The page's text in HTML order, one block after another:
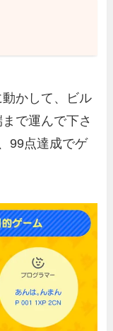
かして、ビル
で運んで下さ
99点達成でゲ